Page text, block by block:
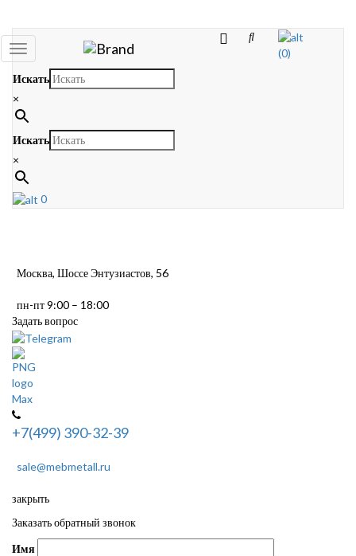
Toggle
navigation
(0)
Искать
×
Искать
×
0
Москва, Шоссе Энтузиастов, 56
пн-пт 9:00 – 18:00
Задать вопрос
+7(499) 390-32-39
sale@mebmetall.ru
закрыть
Заказать обратный звонок
Имя